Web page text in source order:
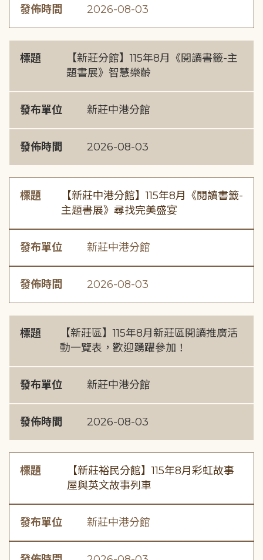
發佈時間 2026-08-03
標題
【新莊分館】115年8月《閱讀書籤-主
題書展》智慧樂齡
發布單位 新莊中港分館
發佈時間 2026-08-03
標題
【新莊中港分館】115年8月《閱讀書籤-
主題書展》尋找完美盛宴
發布單位 新莊中港分館
發佈時間 2026-08-03
標題
【新莊區】115年8月新莊區閱讀推廣活
動一覽表，歡迎踴躍參加！
發布單位 新莊中港分館
發佈時間 2026-08-03
標題
【新莊裕民分館】115年8月彩虹故事
屋與英文故事列車
發布單位 新莊中港分館